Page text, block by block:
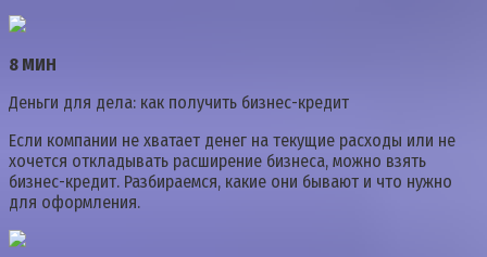
8 МИН
Деньги для дела: как получить бизнес-кредит
Если компании не хватает денег на текущие расходы или не
хочется откладывать расширение бизнеса, можно взять
бизнес-кредит. Разбираемся, какие они бывают и что нужно
для оформления.